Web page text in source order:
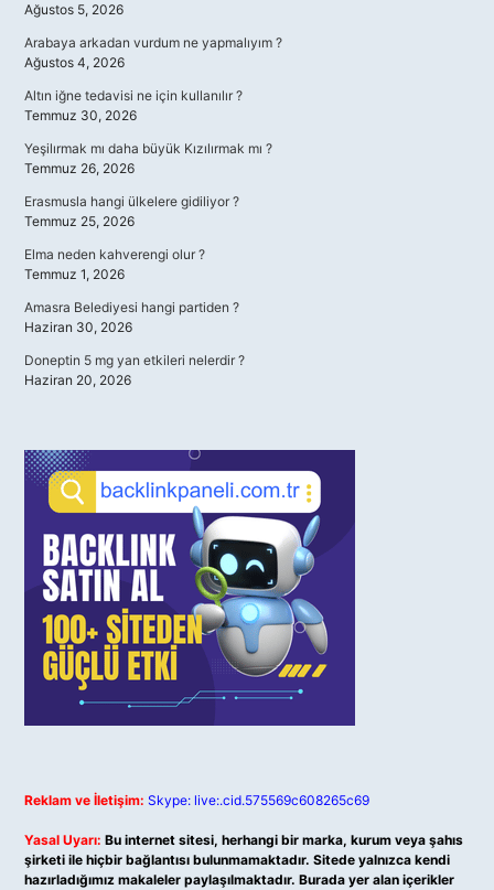
Ağustos 5, 2026
Arabaya arkadan vurdum ne yapmalıyım ?
Ağustos 4, 2026
Altın iğne tedavisi ne için kullanılır ?
Temmuz 30, 2026
Yeşilırmak mı daha büyük Kızılırmak mı ?
Temmuz 26, 2026
Erasmusla hangi ülkelere gidiliyor ?
Temmuz 25, 2026
Elma neden kahverengi olur ?
Temmuz 1, 2026
Amasra Belediyesi hangi partiden ?
Haziran 30, 2026
Doneptin 5 mg yan etkileri nelerdir ?
Haziran 20, 2026
Reklam ve İletişim: Skype: live:.cid.575569c608265c69
Yasal Uyarı: Bu internet sitesi, herhangi bir marka, kurum veya şahıs
şirketi ile hiçbir bağlantısı bulunmamaktadır. Sitede yalnızca kendi
hazırladığımız makaleler paylaşılmaktadır. Burada yer alan içerikler